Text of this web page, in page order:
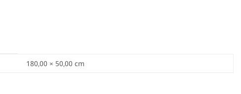
180,00 × 50,00 cm